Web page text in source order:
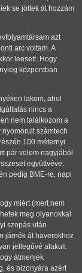
se jöttek át hozzám
azt
arc voltam. A
leesett. Hogy
központban
lakom, ahol
nincs a
nem találkozom a
számtech
100 méternyi
pár velem nagyjából
együttvéve.
pedig BME-re, napi
miért (mert nem
meg olyanokkal
szopás után
járnék át haverokhoz
jellegűvé alakult
átmenjek
és bizonyára azért